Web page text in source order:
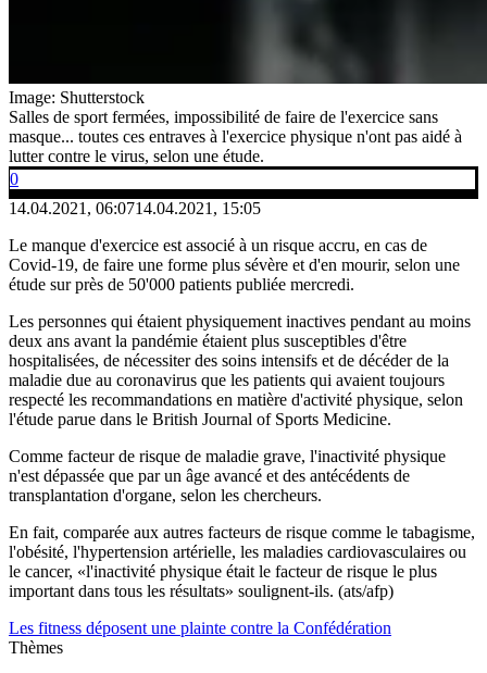
Image: Shutterstock
Salles de sport fermées, impossibilité de faire de l'exercice sans
masque... toutes ces entraves à l'exercice physique n'ont pas aidé à
lutter contre le virus, selon une étude.
0
14.04.2021, 06:0714.04.2021, 15:05
Le manque d'exercice est associé à un risque accru, en cas de
Covid-19, de faire une forme plus sévère et d'en mourir, selon une
étude sur près de 50'000 patients publiée mercredi.
Les personnes qui étaient physiquement inactives pendant au moins
deux ans avant la pandémie étaient plus susceptibles d'être
hospitalisées, de nécessiter des soins intensifs et de décéder de la
maladie due au coronavirus que les patients qui avaient toujours
respecté les recommandations en matière d'activité physique, selon
l'étude parue dans le British Journal of Sports Medicine.
Comme facteur de risque de maladie grave, l'inactivité physique
n'est dépassée que par un âge avancé et des antécédents de
transplantation d'organe, selon les chercheurs.
En fait, comparée aux autres facteurs de risque comme le tabagisme,
l'obésité, l'hypertension artérielle, les maladies cardiovasculaires ou
le cancer, «l'inactivité physique était le facteur de risque le plus
important dans tous les résultats» soulignent-ils. (ats/afp)
Les fitness déposent une plainte contre la Confédération
Thèmes